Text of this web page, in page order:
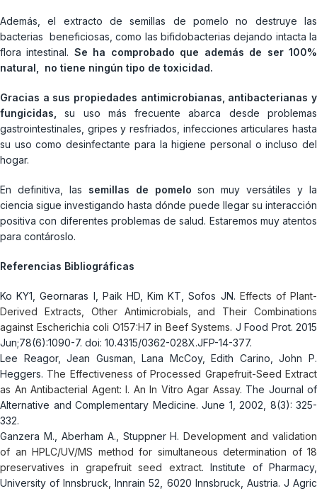
Además, el extracto de semillas de pomelo no destruye las
bacterias beneficiosas, como las bifidobacterias dejando intacta la
flora intestinal. Se ha comprobado que además de ser 100%
natural, no tiene ningún tipo de toxicidad.
Gracias a sus propiedades antimicrobianas, antibacterianas y
fungicidas,
su uso más frecuente abarca desde problemas
gastrointestinales, gripes y resfriados, infecciones articulares hasta
su uso como desinfectante para la higiene personal o incluso del
hogar.
En definitiva, las semillas de pomelo son muy versátiles y la
ciencia sigue investigando hasta dónde puede llegar su interacción
positiva con diferentes problemas de salud. Estaremos muy atentos
para contároslo.
Referencias Bibliográficas
Ko KY1, Geornaras I, Paik HD, Kim KT, Sofos JN. Effects of Plant-
Derived Extracts, Other Antimicrobials, and Their Combinations
against Escherichia coli O157:H7 in Beef Systems. J Food Prot. 2015
Jun;78(6):1090-7. doi: 10.4315/0362-028X.JFP-14-377.
Lee Reagor, Jean Gusman, Lana McCoy, Edith Carino, John P.
Heggers. The Effectiveness of Processed Grapefruit-Seed Extract
as An Antibacterial Agent: I. An In Vitro Agar Assay. The Journal of
Alternative and Complementary Medicine. June 1, 2002, 8(3): 325-
332.
Ganzera M., Aberham A., Stuppner H.Development and validation
of an HPLC/UV/MS method for simultaneous determination of 18
preservatives in grapefruit seed extract. Institute of Pharmacy,
University of Innsbruck, Innrain 52, 6020 Innsbruck, Austria. J Agric